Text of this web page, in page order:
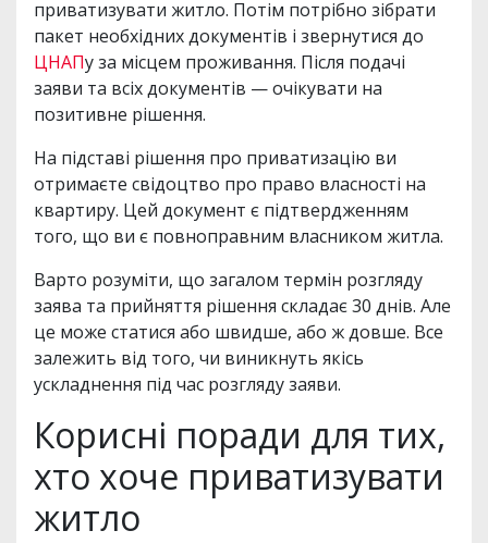
приватизувати житло. Потім потрібно зібрати
пакет необхідних документів і звернутися до
ЦНАПу за місцем проживання. Після подачі
заяви та всіх документів — очікувати на
позитивне рішення.
На підставі рішення про приватизацію ви
отримаєте свідоцтво про право власності на
квартиру. Цей документ є підтвердженням
того, що ви є повноправним власником житла.
Варто розуміти, що загалом термін розгляду
заява та прийняття рішення складає 30 днів. Але
це може статися або швидше, або ж довше. Все
залежить від того, чи виникнуть якісь
ускладнення під час розгляду заяви.
Корисні поради для тих,
хто хоче приватизувати
житло